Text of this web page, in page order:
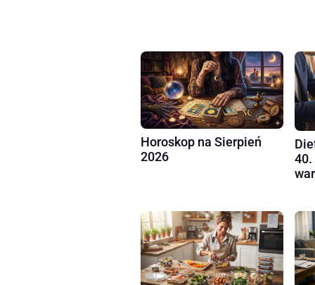
Horoskop na Sierpień
2026
40.